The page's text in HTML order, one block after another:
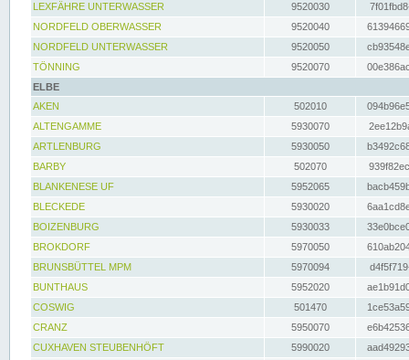
LEXFÄHRE UNTERWASSER
9520030
NORDFELD OBERWASSER
9520040
NORDFELD UNTERWASSER
9520050
TÖNNING
9520070
ELBE
AKEN
502010
ALTENGAMME
5930070
ARTLENBURG
5930050
BARBY
502070
BLANKENESE UF
5952065
BLECKEDE
5930020
BOIZENBURG
5930033
BROKDORF
5970050
BRUNSBÜTTEL MPM
5970094
BUNTHAUS
5952020
COSWIG
501470
CRANZ
5950070
CUXHAVEN STEUBENHÖFT
5990020